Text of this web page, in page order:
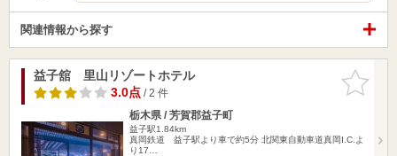
関連情報から探す
お気に入
りに追加
益子舘 里山リゾートホテル
3.0点/ 2 件
栃木県 / 芳賀郡益子町
益子駅1.84km
真岡鉄道 益子駅より車で約5分 北関東自動車道真岡I.C.よ
り17…